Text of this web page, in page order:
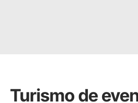
Turismo de